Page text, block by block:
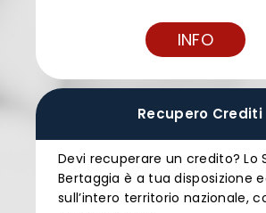
INFO
Recupero Crediti
Devi recuperare un credito? Lo
Bertaggia è a tua disposizione
sull’intero territorio nazionale,